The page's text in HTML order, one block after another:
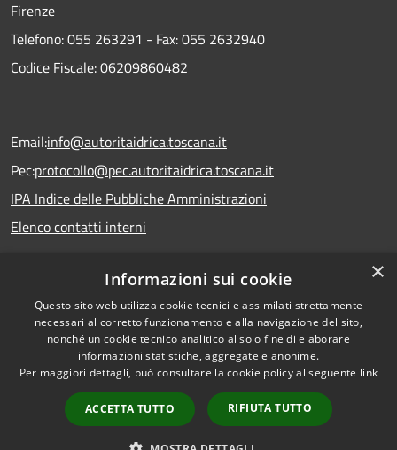
Firenze
Telefono:055 263291 - Fax:055 2632940
Codice Fiscale: 06209860482
Email:info@autoritaidrica.toscana.it
Pec:protocollo@pec.autoritaidrica.toscana.it
IPA Indice delle Pubbliche Amministrazioni
Elenco contatti interni
Dichiarazione accessibilità
Accessibilità
Copyright © 2026 • Autorità
Idrica Toscana • Powered by
Municipium•
Accesso
redazione
×
Informazioni sui cookie
Questo sito web utilizza cookie tecnici e assimilati strettamente
necessari al corretto funzionamento e alla navigazione del sito,
nonché un cookie tecnico analitico al solo fine di elaborare
informazioni statistiche, aggregate e anonime.
Per maggiori dettagli, può consultare la cookie policy al seguente link
ACCETTA TUTTO RIFIUTA TUTTO